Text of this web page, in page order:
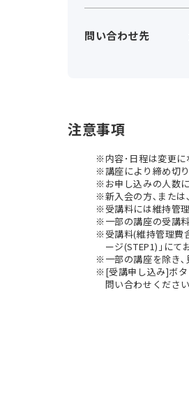
問い合わせ先
注意事項
内容･日程は変更に
講座により締め切
お申し込みの人数
新入会の方､また
受講料には維持管
一部の講座の受講
受講料(維持管理費
ージ(STEP1)｣にて
一部の講座を除き､
[受講申し込み]ボ
問い合わせください